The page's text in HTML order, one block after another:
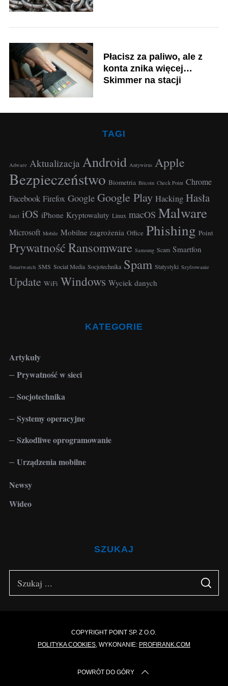
r
Płacisz za paliwo, ale z
konta znika więcej…
Skimmer na stacji
TAGI
Adware Aktualizacja Android Antywirus Apple
Bezpieczeństwo Biometria Bitcoin Check Point Chrome
Facebook Firefox Google Google Play Hacking Hasła
Intel iOS iPhone Kryptowaluty Linux macOS Malware
Microsoft Mobile Mobilne zagrożenia Office Phishing Point
PrywatnośćRansomware Samsung Scam Smartfon
Smartwatch SMS Social Media Socjotechnika Spam Statystyki Szyfrowanie
Update WiFi Windows Wyciek danych
KATEGORIE
Artykuły
Prywatność w sieci
Socjotechnika
Systemy operacyjne
Szkodliwe oprogramowanie
Urządzenia mobilne
Newsy
Wideo
SZUKAJ
S
A
COPYRIGHT POINT SP. Z O.O.
POLITYKA COOKIES, WYKONANIE: PROFIRANK.COM
POWRÓT DO GÓRY
S
a
r
c
f
o
r
: